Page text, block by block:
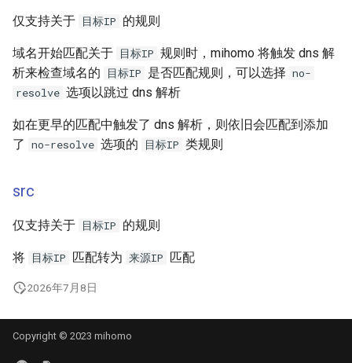
仅支持关于 目标IP 的规则
域名开始匹配关于 目标IP 规则时，mihomo 将触发 dns 解
析来检查域名的
目标IP 是否匹配规则，可以选择 no-
resolve 选项以跳过 dns 解析
如在更早的匹配中触发了 dns 解析，则依旧会匹配到添加
了 no-resolve 选项的 目标IP 类规则
src
仅支持关于 目标IP 的规则
将 目标IP 匹配转为 来源IP 匹配
2026年7月8日
Copyright © 2023 mihomo